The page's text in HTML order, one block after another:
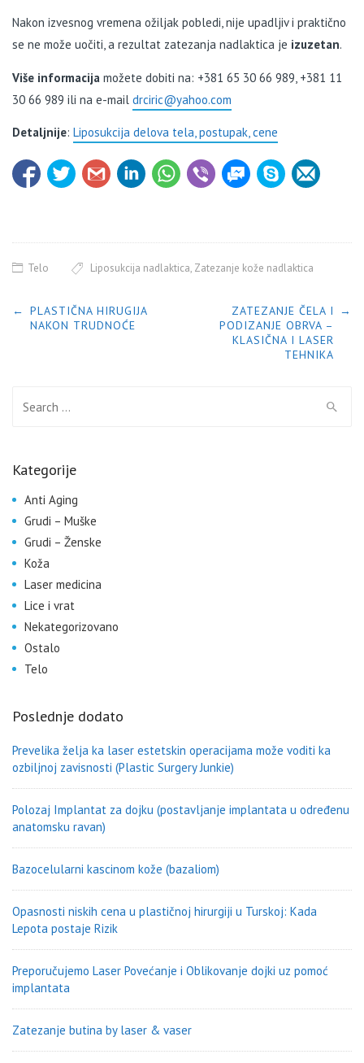
Nakon izvesnog vremena ožiljak pobledi, nije upadljiv i praktično
se ne može uočiti, a rezultat zatezanja nadlaktica je izuzetan.
Više informacija možete dobiti na: +381 65 30 66 989, +381 11
30 66 989 ili na e-mail drciric@yahoo.com
Detaljnije: Liposukcija delova tela, postupak, cene
Telo Liposukcija nadlaktica, Zatezanje kože nadlaktica
POST NAVIGATION
← PLASTIČNA HIRUGIJA
NAKON TRUDNOĆE
ZATEZANJE ČELA I
PODIZANJE OBRVA –
KLASIČNA I LASER
TEHNIKA
→
Kategorije
Anti Aging
Grudi – Muške
Grudi – Ženske
Koža
Laser medicina
Lice i vrat
Nekategorizovano
Ostalo
Telo
Poslednje dodato
Prevelika želja ka laser estetskin operacijama može voditi ka
ozbiljnoj zavisnosti (Plastic Surgery Junkie)
Polozaj Implantat za dojku (postavljanje implantata u određenu
anatomsku ravan)
Bazocelularni kascinom kože (bazaliom)
Opasnosti niskih cena u plastičnoj hirurgiji u Turskoj: Kada
Lepota postaje Rizik
Preporučujemo Laser Povećanje i Oblikovanje dojki uz pomoć
implantata
Zatezanje butina by laser & vaser